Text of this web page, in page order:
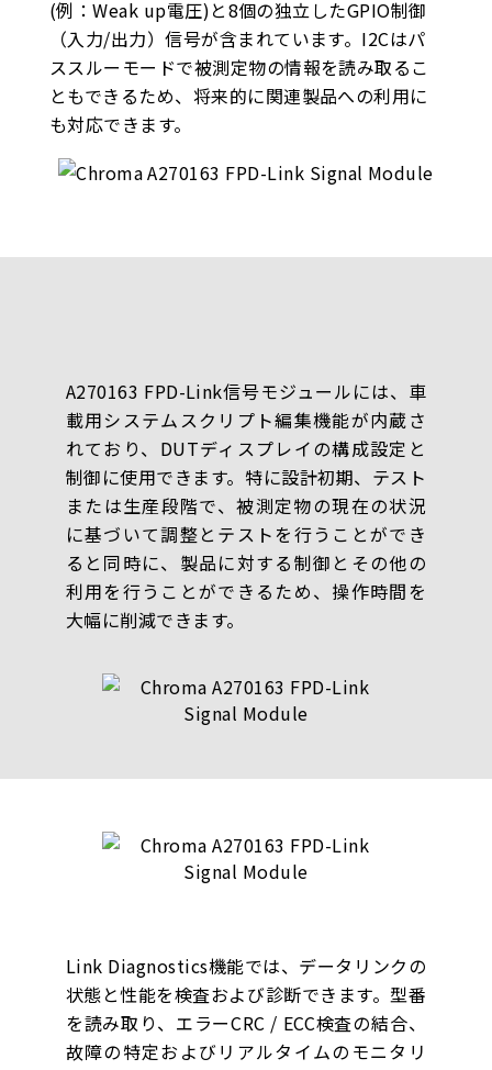
(例：Weak up電圧)と8個の独立したGPIO制御
（入力/出力）信号が含まれています。I2Cはパ
ススルーモードで被測定物の情報を読み取るこ
ともできるため、将来的に関連製品への利用に
も対応できます。
A270163 FPD-Link信号モジュールには、車
載用システムスクリプト編集機能が内蔵さ
れており、DUTディスプレイの構成設定と
制御に使用できます。特に設計初期、テスト
または生産段階で、被測定物の現在の状況
に基づいて調整とテストを行うことができ
ると同時に、製品に対する制御とその他の
利用を行うことができるため、操作時間を
大幅に削減できます。
Link Diagnostics機能では、データリンクの
状態と性能を検査および診断できます。型番
を読み取り、エラーCRC / ECC検査の結合、
故障の特定およびリアルタイムのモニタリ